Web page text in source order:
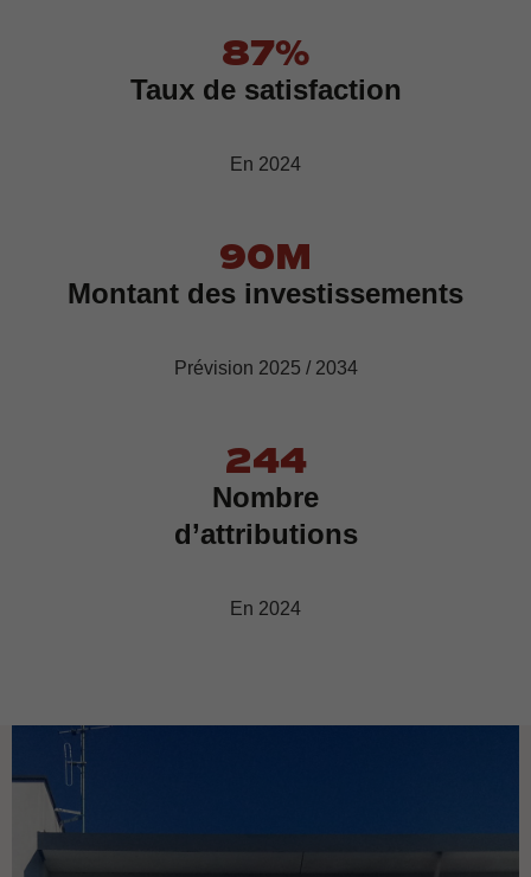
87%
Taux de satisfaction
En 2024
90M
Montant des investissements
Prévision 2025 / 2034
245
Nombre
d’attributions
En 2024